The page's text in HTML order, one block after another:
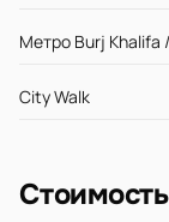
Метро Burj Khalifa
City Walk